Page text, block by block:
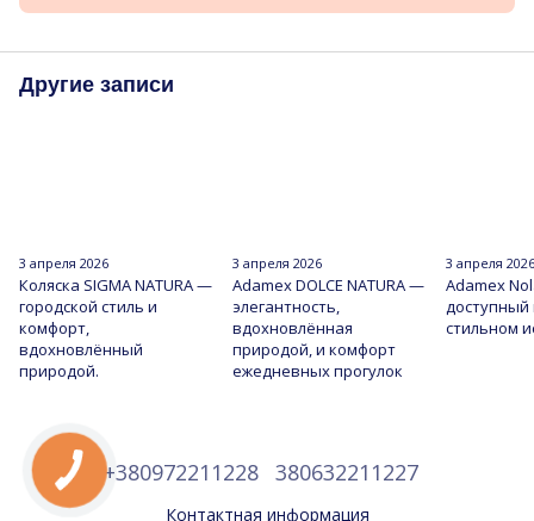
Другие записи
3 апреля 2026
Коляска SIGMA NATURA —
городской стиль и
комфорт,
вдохновлённый
природой.
3 апреля 2026
Adamex DOLCE NATURA —
элегантность,
вдохновлённая
природой, и комфорт
ежедневных прогулок
3 апреля
Adamex
стильном
+380972211228 380632211227
Контактная информация